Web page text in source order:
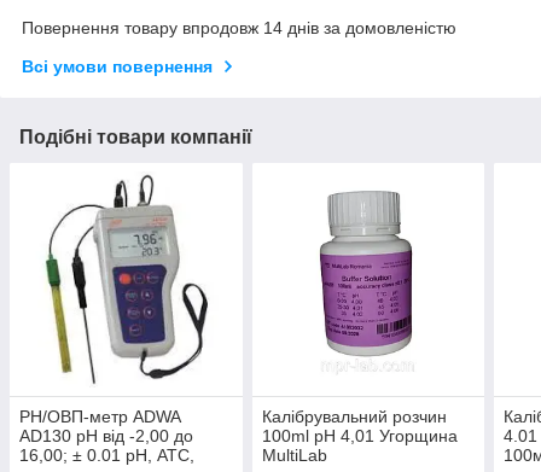
Повернення товару впродовж 14 днів за домовленістю
Всі умови повернення
Подібні товари компанії
РН/ОВП-метр ADWA
AD130 рН від -2,00 до
16,00; ± 0.01 pH, АТС,
Калібрувальний розчин
100ml pH 4,01 Угорщина
MultiLab
4.01